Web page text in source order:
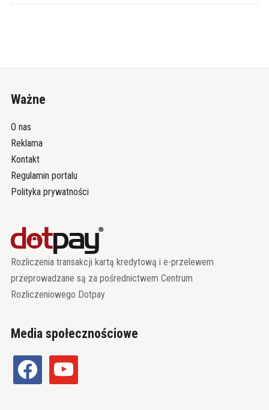
Ważne
O nas
Reklama
Kontakt
Regulamin portalu
Polityka prywatności
Rozliczenia transakcji kartą kredytową i e-przelewem
przeprowadzane są za pośrednictwem Centrum
Rozliczeniowego Dotpay
Media społecznościowe
facebook youtube